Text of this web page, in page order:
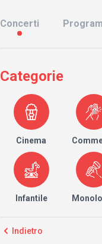
Concerti
Categorie
Cinema
Infantile
Indietro